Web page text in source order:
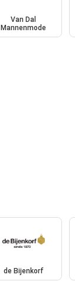
Van Dal
Mannenmode
de Bijenkorf